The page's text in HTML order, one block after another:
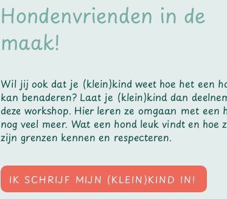
Hondenvrienden in de
maak!
Wil jij ook dat je (klein)kind weet hoe het een
kan benaderen? Laat je (klein)kind dan
deze workshop. Hier leren ze omgaan met een
nog veel meer. Wat een hond leuk vindt en hoe
zijn grenzen kennen en respecteren.
IK SCHRIJF MIJN (KLEIN)KIND IN!